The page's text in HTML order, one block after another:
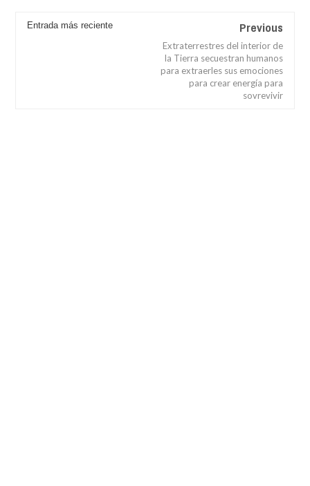
Entrada más reciente Previous
Extraterrestres del interior de
la Tierra secuestran humanos
para extraerles sus emociones
para crear energía para
sovrevivir